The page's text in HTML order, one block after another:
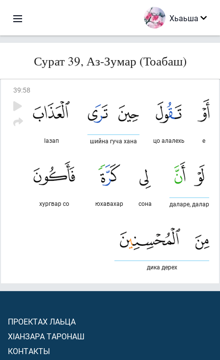
Хьаьша
Сурат 39, Аз-Зумар (Тоабаш)
39:58
е
цо алалехь
шийна гуча хана
lазап
даларе, далар
сона
юхавахар
хургвар со
дика дерех
ПРОЕКТАХ ЛАЬЦА
ХIАНЗАРА ТАРОНАШ
КОНТАКТЫ